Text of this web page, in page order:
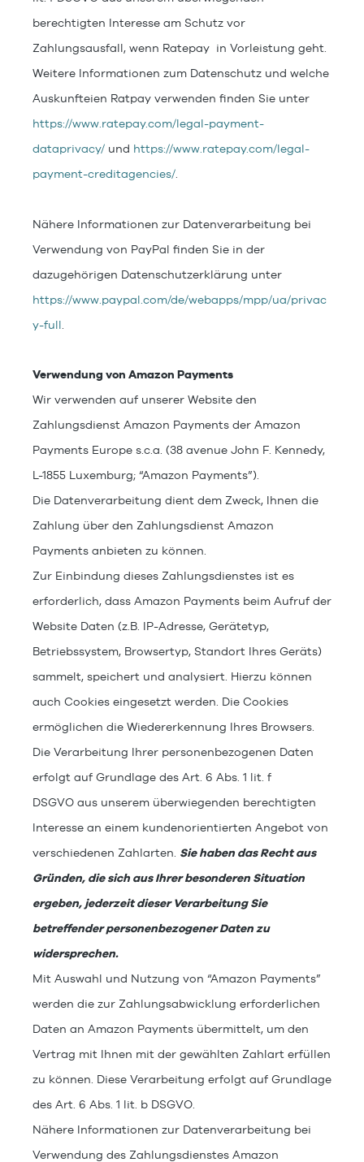
berechtigten Interesse am Schutz vor
Zahlungsausfall, wenn Ratepay in Vorleistung geht.
Weitere Informationen zum Datenschutz und welche
Auskunfteien Ratpay verwenden finden Sie unter
https://www.ratepay.com/legal-payment-
dataprivacy/ und https://www.ratepay.com/legal-
payment-creditagencies/
Nähere Informationen zur Datenverarbeitung bei
Verwendung von PayPal finden Sie in der
dazugehörigen Datenschutzerklärung unter
https://www.paypal.com/de/webapps/mpp/ua/privac
y-full
Verwendung von Amazon Payments
Wir verwenden auf unserer Website den
Zahlungsdienst Amazon Payments der Amazon
Payments Europe s.c.a. (38 avenue John F. Kennedy,
L-1855 Luxemburg; “Amazon Payments”).
Die Datenverarbeitung dient dem Zweck, Ihnen die
Zahlung über den Zahlungsdienst Amazon
Payments anbieten zu können.
Zur Einbindung dieses Zahlungsdienstes ist es
erforderlich, dass Amazon Payments beim Aufruf der
Website Daten (z.B. IP-Adresse, Gerätetyp,
Betriebssystem, Browsertyp, Standort Ihres Geräts)
sammelt, speichert und analysiert. Hierzu können
auch Cookies eingesetzt werden. Die Cookies
ermöglichen die Wiedererkennung Ihres Browsers.
Die Verarbeitung Ihrer personenbezogenen Daten
erfolgt auf Grundlage des Art. 6 Abs. 1 lit. f
DSGVO aus unserem überwiegenden berechtigten
Interesse an einem kundenorientierten Angebot von
verschiedenen Zahlarten. Sie haben das Recht aus
Gründen, die sich aus Ihrer besonderen Situation
ergeben, jederzeit dieser Verarbeitung Sie
betreffender personenbezogener Daten zu
widersprechen.
Mit Auswahl und Nutzung von “Amazon Payments”
werden die zur Zahlungsabwicklung erforderlichen
Daten an Amazon Payments übermittelt, um den
Vertrag mit Ihnen mit der gewählten Zahlart erfüllen
zu können. Diese Verarbeitung erfolgt auf Grundlage
des Art. 6 Abs. 1 lit. b DSGVO.
Nähere Informationen zur Datenverarbeitung bei
Verwendung des Zahlungsdienstes Amazon